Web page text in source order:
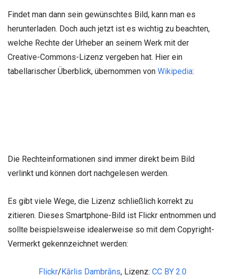
Findet man dann sein gewünschtes Bild, kann man es
herunterladen. Doch auch jetzt ist es wichtig zu beachten,
welche Rechte der Urheber an seinem Werk mit der
Creative-Commons-Lizenz vergeben hat. Hier ein
tabellarischer Überblick, übernommen von Wikipedia:
Die Rechteinformationen sind immer direkt beim Bild
verlinkt und können dort nachgelesen werden.
Es gibt viele Wege, die Lizenz schließlich korrekt zu
zitieren. Dieses Smartphone-Bild ist Flickr entnommen und
sollte beispielsweise idealerweise so mit dem Copyright-
Vermerkt gekennzeichnet werden:
Flickr/Kārlis Dambrāns, Lizenz: CC BY 2.0